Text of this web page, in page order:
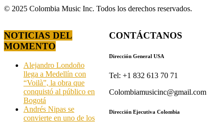
© 2025 Colombia Music Inc. Todos los derechos reservados.
NOTICIAS DEL
MOMENTO
Alejandro Londoño
llega a Medellín con
“Voilà”, la obra que
conquistó al público en
Bogotá
Andrés Nipas se
convierte en uno de los
CONTÁCTANOS
Dirección General USA
Tel: +1 832 613 70 71
Colombiamusicinc@gmail.com
Dirección Ejecutiva Colombia